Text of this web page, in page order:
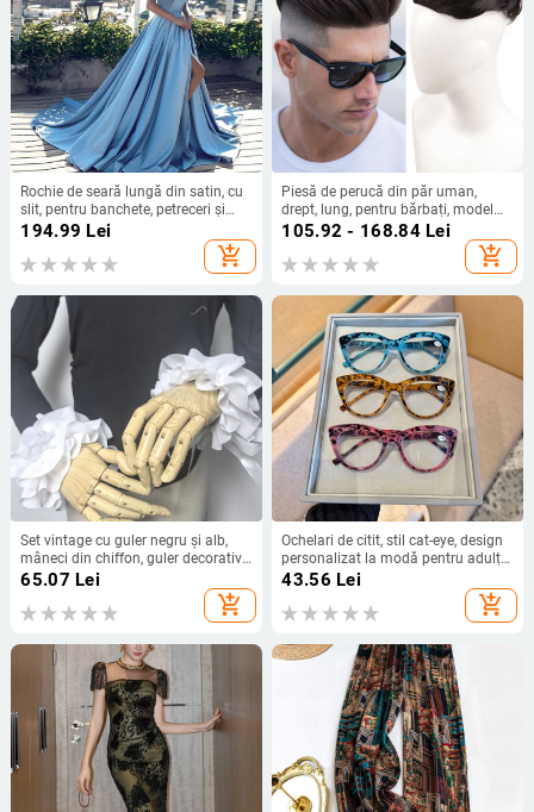
Rochie de seară lungă din satin, cu
slit, pentru banchete, petreceri și
evenimente formale
194.99 Lei
add_shopping_cart
Piesă de perucă din păr uman,
drept, lung, pentru bărbați, model
BF139-BF142
105.92 - 168.84Lei
add_shopping_cart
Set vintage cu guler negru și alb,
mâneci din chiffon, guler decorativ
cu volane, eșarfă cu flori și mănuși
65.07 Lei
add_shopping_cart
Ochelari de citit, stil cat-eye, design
personalizat la modă pentru adulți
cu față mare, ramă completă în
formă de fluture (Lentile: Pcs;
Material ramă: Pcs; Structură: ramă
Potriviți pentru fețe mari)
43.56 Lei
add_shopping_cart